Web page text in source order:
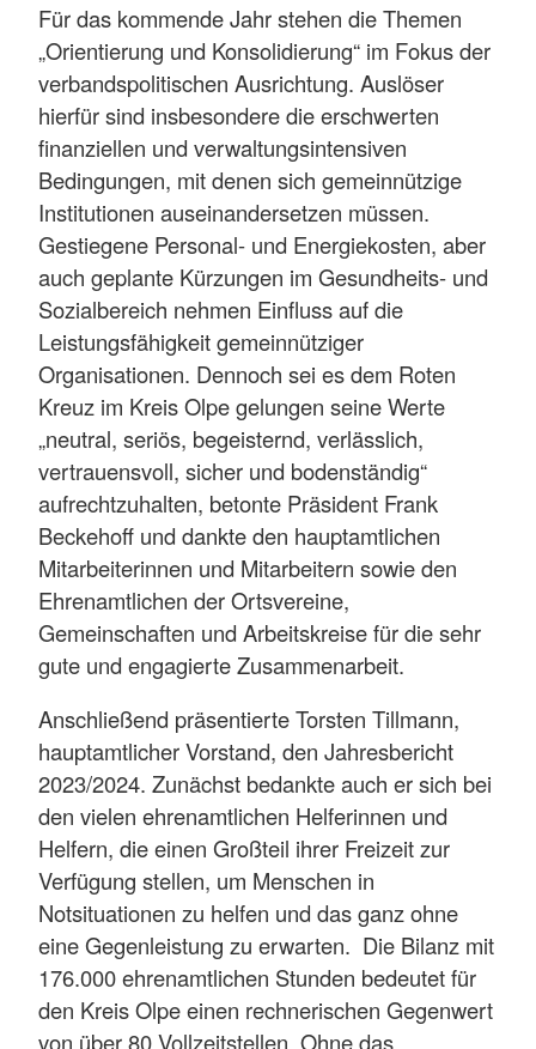
Für das kommende Jahr stehen die Themen
„Orientierung und Konsolidierung“ im Fokus der
verbandspolitischen Ausrichtung. Auslöser
hierfür sind insbesondere die erschwerten
finanziellen und verwaltungsintensiven
Bedingungen, mit denen sich gemeinnützige
Institutionen auseinandersetzen müssen.
Gestiegene Personal- und Energiekosten, aber
auch geplante Kürzungen im Gesundheits- und
Sozialbereich nehmen Einfluss auf die
Leistungsfähigkeit gemeinnütziger
Organisationen. Dennoch sei es dem Roten
Kreuz im Kreis Olpe gelungen seine Werte
„neutral, seriös, begeisternd, verlässlich,
vertrauensvoll, sicher und bodenständig“
aufrechtzuhalten, betonte Präsident Frank
Beckehoff und dankte den hauptamtlichen
Mitarbeiterinnen und Mitarbeitern sowie den
Ehrenamtlichen der Ortsvereine,
Gemeinschaften und Arbeitskreise für die sehr
gute und engagierte Zusammenarbeit.
Anschließend präsentierte Torsten Tillmann,
hauptamtlicher Vorstand, den Jahresbericht
2023/2024. Zunächst bedankte auch er sich bei
den vielen ehrenamtlichen Helferinnen und
Helfern, die einen Großteil ihrer Freizeit zur
Verfügung stellen, um Menschen in
Notsituationen zu helfen und das ganz ohne
eine Gegenleistung zu erwarten. Die Bilanz mit
176.000 ehrenamtlichen Stunden bedeutet für
den Kreis Olpe einen rechnerischen Gegenwert
von über 80 Vollzeitstellen. Ohne das